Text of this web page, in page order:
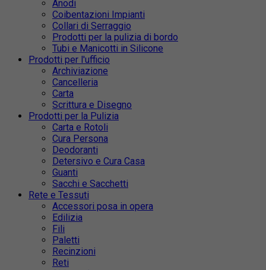
Anodi
Coibentazioni Impianti
Collari di Serraggio
Prodotti per la pulizia di bordo
Tubi e Manicotti in Silicone
Prodotti per l'ufficio
Archiviazione
Cancelleria
Carta
Scrittura e Disegno
Prodotti per la Pulizia
Carta e Rotoli
Cura Persona
Deodoranti
Detersivo e Cura Casa
Guanti
Sacchi e Sacchetti
Rete e Tessuti
Accessori posa in opera
Edilizia
Fili
Paletti
Recinzioni
Reti